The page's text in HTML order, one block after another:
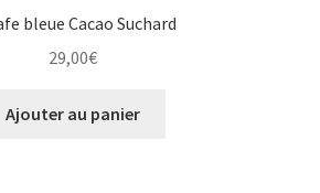
bleue Cacao Suchard
29,00€
Ajouter au panier